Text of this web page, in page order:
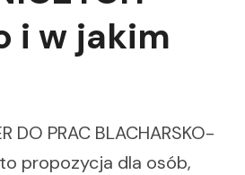
i w jakim
DO PRAC BLACHARSKO-
to propozycja dla osób,